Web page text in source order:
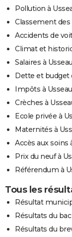
Pollution à
Classement des
Accidents de
Climat et
Salaires à Usseau
Dette et budget
Impôts à Usseau
Crèches à
Ecole privée à
Maternités à
Accès aux soins
Prix du neuf à
Référendum à
Tous les
Résultat
Résultats du bac
Résultats du